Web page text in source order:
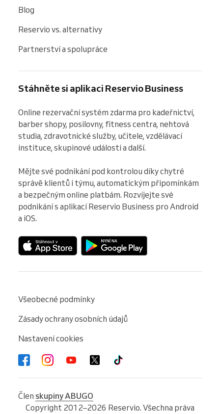
Blog
Reservio vs. alternativy
Partnerství a spolupráce
Stáhněte si aplikaci Reservio Business
Online rezervační systém zdarma pro kadeřnictví,
barber shopy, posilovny, fitness centra, nehtová
studia, zdravotnické služby, učitele, vzdělávací
instituce, skupinové události a další.
Mějte své podnikání pod kontrolou díky chytré
správě klientů i týmu, automatickým připomínkám
a bezpečným online platbám. Rozvíjejte své
podnikání s aplikací Reservio Business pro Android
a iOS.
Všeobecné podmínky
Zásady ochrany osobních údajů
Nastavení cookies
Člen skupiny ABUGO
Copyright 2012–2026 Reservio. Všechna práva